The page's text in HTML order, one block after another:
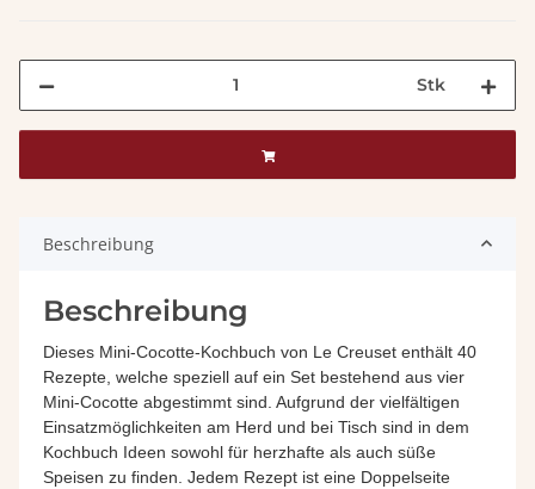
Stk
Beschreibung
Beschreibung
Dieses Mini-Cocotte-Kochbuch von Le Creuset enthält 40
Rezepte, welche speziell auf ein Set bestehend aus vier
Mini-Cocotte abgestimmt sind. Aufgrund der vielfältigen
Einsatzmöglichkeiten am Herd und bei Tisch sind in dem
Kochbuch Ideen sowohl für herzhafte als auch süße
Speisen zu finden. Jedem Rezept ist eine Doppelseite